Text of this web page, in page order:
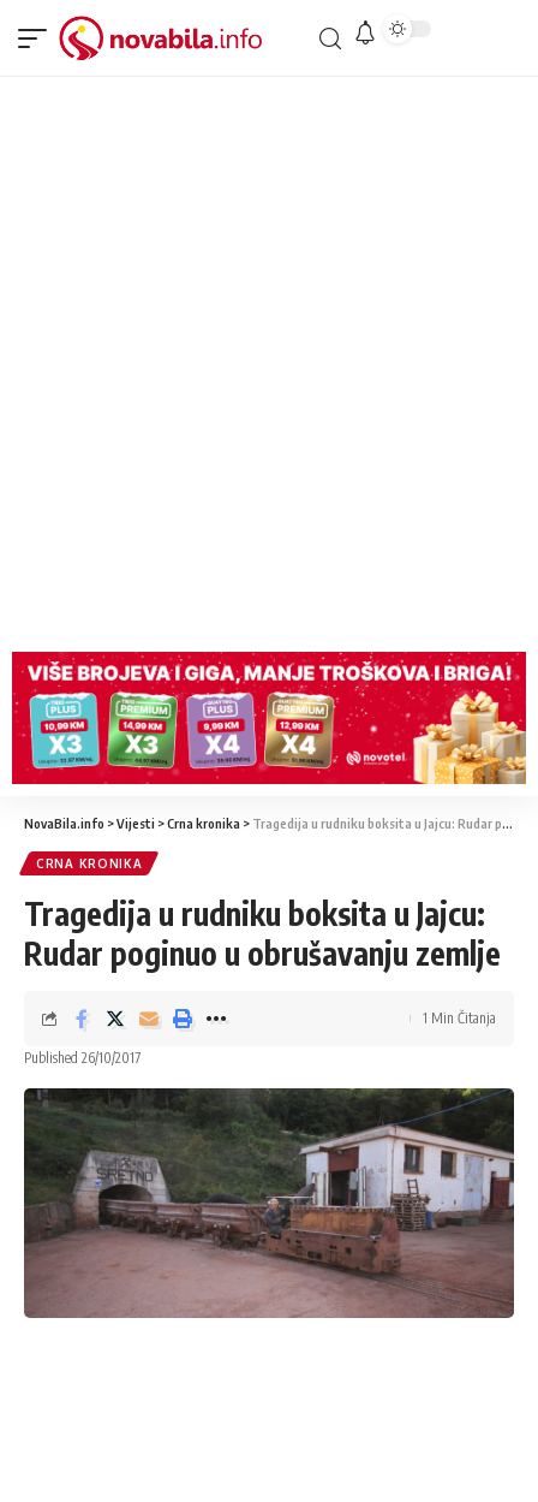
NovaBila.info >Vijesti >Crna kronika > Tragedija u rudniku boksita u Jajcu: Rudar poginuo u obrušavanju zemlje
CRNA KRONIKA
Tragedija u rudniku boksita u Jajcu:
Rudar poginuo u obrušavanju zemlje
Published 26/10/2017
1 Min Čitanja